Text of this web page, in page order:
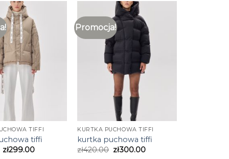
TIFFI
tiffi
zł299.00
Promocja!
KURTKA PUCHOWA TIFFI
kurtka puchowa tiffi
zł420.00 zł300.00